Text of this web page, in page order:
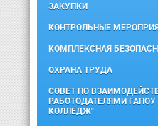
ЗАКУПКИ
КОНТРОЛЬНЫЕ
КОМПЛЕКСНАЯ
ОХРАНА ТРУДА
СОВЕТ ПО
РАБОТОДАТЕЛЯМИ
КОЛЛЕДЖ"